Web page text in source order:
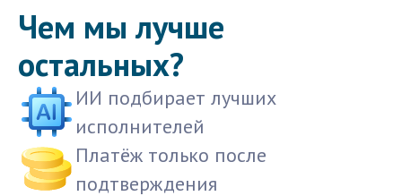
Чем мы лучше
остальных?
ИИ подбирает лучших
исполнителей
Платёж только после
подтверждения